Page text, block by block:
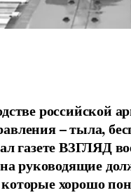
российской
– тыла,
газете ВЗГЛЯД
руководящие
хорошо